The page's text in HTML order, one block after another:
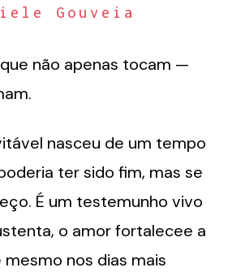
Gouveia
não apenas tocam —
nasceu de um tempo
ter sido fim, mas se
É um testemunho vivo
o amor fortalecee a
nos dias mais